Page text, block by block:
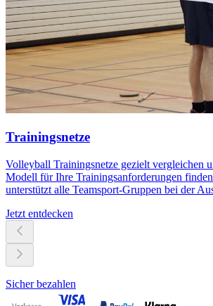
Trainingsnetze
Volleyball Trainingsnetze gezielt vergleichen
Modell für Ihre Trainingsanforderungen
unterstützt alle Teamsport-Gruppen bei der
Jetzt entdecken
Sicher bezahlen